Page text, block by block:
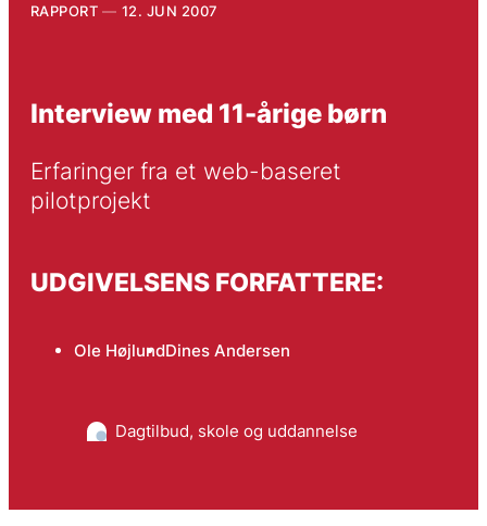
RAPPORT 12. JUN 2007
Interview med 11-årige børn
Erfaringer fra et web-baseret
pilotprojekt
UDGIVELSENS FORFATTERE:
Ole HøjlundDines Andersen
Dagtilbud, skole og uddannelse